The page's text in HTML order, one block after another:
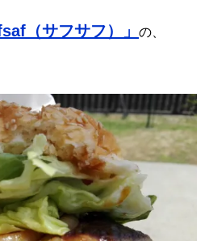
（サフサフ）」 の、